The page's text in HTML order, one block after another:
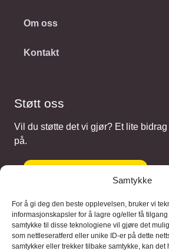
Samtykke
For å gi deg den beste opplevelsen, bruker vi
informasjonskapsler for å lagre og/eller få
samtykke til disse teknologiene vil gjøre det
som nettleseratferd eller unike ID-er på dette
samtykker eller trekker tilbake samtykke, kan
Om oss
Kontakt
Støtt oss
Vil du støtte det vi gjør? Et lite
på.
Gi et bidrag
Samarbeidspartnere